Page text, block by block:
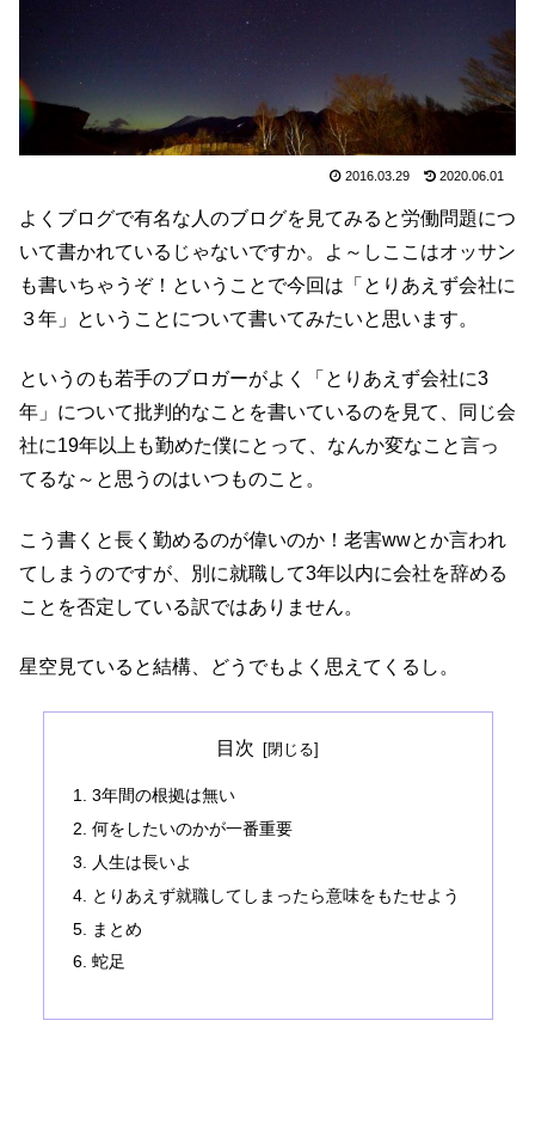
2016.03.29 2020.06.01
よくブログで有名な人のブログを見てみると労働問題につ
いて書かれているじゃないですか。よ～しここはオッサン
も書いちゃうぞ！ということで今回は「とりあえず会社に
３年」ということについて書いてみたいと思います。
というのも若手のブロガーがよく「とりあえず会社に3
年」について批判的なことを書いているのを見て、同じ会
社に19年以上も勤めた僕にとって、なんか変なこと言っ
てるな～と思うのはいつものこと。
こう書くと長く勤めるのが偉いのか！老害wwとか言われ
てしまうのですが、別に就職して3年以内に会社を辞める
ことを否定している訳ではありません。
星空見ていると結構、どうでもよく思えてくるし。
目次
3年間の根拠は無い
何をしたいのかが一番重要
人生は長いよ
とりあえず就職してしまったら意味をもたせよう
まとめ
蛇足